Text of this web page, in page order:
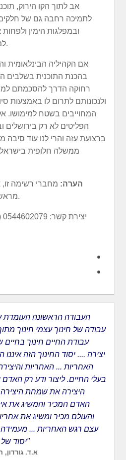
אב לתוך הקו הירוק,
לתמיכה רחבה גם של
ובמפלגות הימין
לממשלה שמקדמת אותה.
אם הקהיליה הבינלאומית
בהכנת התוכנית בשלבים
רחוקה הדרך להסכמתם
ולנכונותם לתרום לו באמצעות
המחוייבים בשטח למימושו.
הפליטים לא רק
ברצועת עזה והרי לנו עוד סיבה
ממשלה חלופית
הערה: מחברי רשימה
מראשי התנועה לממשל אזורי.
העבודה הראשונה העומדת
עבודה של חינוך עצמי חינוך
עבודת החיים חינוך בחיים
יצירה .... יסוד החינוך הזה
האחריות ... האחריות
בעלי החיים. ליצור ודע רק
היצירה את שמחת היצירה
האדם המכיר והמשיג את
והעולם מכיר ומשיג את
עצם רגש האחריות ... מעמידה
יסוד של יצירה ושל חירות עליונה"
א.ד. גורדון,